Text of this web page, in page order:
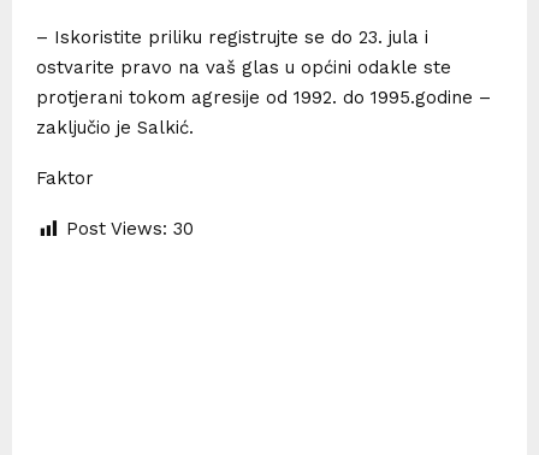
– Iskoristite priliku registrujte se do 23. jula i
ostvarite pravo na vaš glas u općini odakle ste
protjerani tokom agresije od 1992. do 1995.godine –
zaključio je Salkić.
Faktor
Post Views: 30